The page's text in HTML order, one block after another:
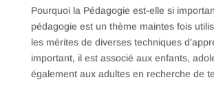
Pourquoi la Pédagogie est-elle si
pédagogie est un thème maintes fois
les mérites de diverses techniques
important, il est associé aux enfants,
également aux adultes en recherche de